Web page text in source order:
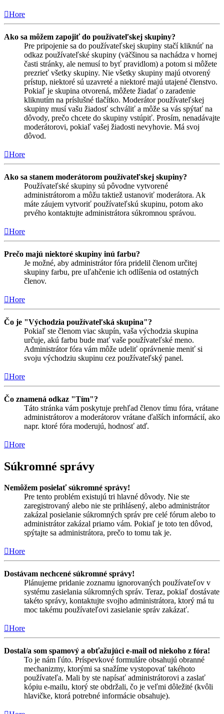
Hore
Ako sa môžem zapojiť do používateľskej skupiny?
Pre pripojenie sa do používateľskej skupiny stačí kliknúť na
odkaz používateľské skupiny (väčšinou sa nachádza v hornej
časti stránky, ale nemusí to byť pravidlom) a potom si môžete
prezrieť všetky skupiny. Nie všetky skupiny majú otvorený
prístup, niektoré sú uzavreté a niektoré majú utajené členstvo.
Pokiaľ je skupina otvorená, môžete žiadať o zaradenie
kliknutím na príslušné tlačítko. Moderátor používateľskej
skupiny musí vašu žiadosť schváliť a môže sa vás spýtať na
dôvody, prečo chcete do skupiny vstúpiť. Prosím, nenadávajte
moderátorovi, pokiaľ vašej žiadosti nevyhovie. Má svoj
dôvod.
Hore
Ako sa stanem moderátorom používateľskej skupiny?
Používateľské skupiny sú pôvodne vytvorené
administrátorom a môžu taktiež ustanoviť moderátora. Ak
máte záujem vytvoriť používateľskú skupinu, potom ako
prvého kontaktujte administrátora súkromnou správou.
Hore
Prečo majú niektoré skupiny inú farbu?
Je možné, aby administrátor fóra pridelil členom určitej
skupiny farbu, pre uľahčenie ich odlíšenia od ostatných
členov.
Hore
Čo je "Východzia používateľská skupina"?
Pokiaľ ste členom viac skupín, vaša východzia skupina
určuje, akú farbu bude mať vaše používateľské meno.
Administrátor fóra vám môže udeliť oprávnenie meniť si
svoju východziu skupinu cez používateľský panel.
Hore
Čo znamená odkaz "Tím"?
Táto stránka vám poskytuje prehľad členov tímu fóra, vrátane
administrátorov a moderátorov vrátane ďalších informácií, ako
napr. ktoré fóra moderujú, hodnosť atď.
Hore
Súkromné správy
Nemôžem posielať súkromné správy!
Pre tento problém existujú tri hlavné dôvody. Nie ste
zaregistrovaný alebo nie ste prihlásený, alebo administrátor
zakázal posielanie súkromných správ pre celé fórum alebo to
administrátor zakázal priamo vám. Pokiaľ je toto ten dôvod,
spýtajte sa administrátora, prečo to tomu tak je.
Hore
Dostávam nechcené súkromné správy!
Plánujeme pridanie zoznamu ignorovaných používateľov v
systému zasielania súkromných správ. Teraz, pokiaľ dostávate
takéto správy, kontaktujte svojho administrátora, ktorý má tu
moc takému používateľovi zasielanie správ zakázať.
Hore
Dostal/a som spamový a obťažujúci e-mail od niekoho z fóra!
To je nám ľúto. Príspevkové formuláre obsahujú obranné
mechanizmy, ktorými sa snažíme vystopovať takéhoto
používateľa. Mali by ste napísať administrátorovi a zaslať
kópiu e-mailu, ktorý ste obdržali, čo je veľmi dôležité (kvôli
hlavičke, ktorá potrebné informácie obsahuje).